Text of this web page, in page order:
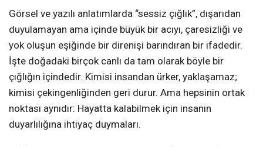
Görsel ve yazılı anlatımlarda “sessiz çığlık”, dışarıdan
duyulamayan ama içinde büyük bir acıyı, çaresizliği ve
yok oluşun eşiğinde bir direnişi barındıran bir ifadedir.
İşte doğadaki birçok canlı da tam olarak böyle bir
çığlığın içindedir. Kimisi insandan ürker, yaklaşamaz;
kimisi çekingenliğinden geri durur. Ama hepsinin ortak
noktası aynıdır: Hayatta kalabilmek için insanın
duyarlılığına ihtiyaç duymaları.